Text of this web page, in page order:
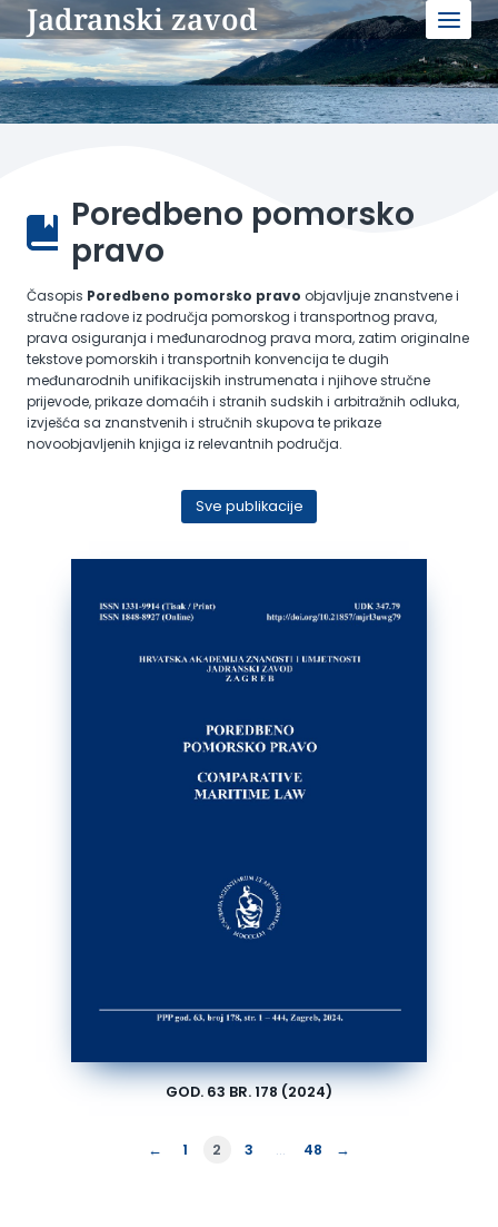
to
content
Jadranski zavod
Poredbeno pomorsko
pravo
Časopis Poredbeno pomorsko pravo objavljuje znanstvene i
stručne radove iz područja pomorskog i transportnog prava,
prava osiguranja i međunarodnog prava mora, zatim originalne
tekstove pomorskih i transportnih konvencija te dugih
međunarodnih unifikacijskih instrumenata i njihove stručne
prijevode, prikaze domaćih i stranih sudskih i arbitražnih odluka,
izvješća sa znanstvenih i stručnih skupova te prikaze
novoobjavljenih knjiga iz relevantnih područja.
Sve publikacije
GOD. 63 BR. 178 (2024)
← 1 2 3 … 48 →